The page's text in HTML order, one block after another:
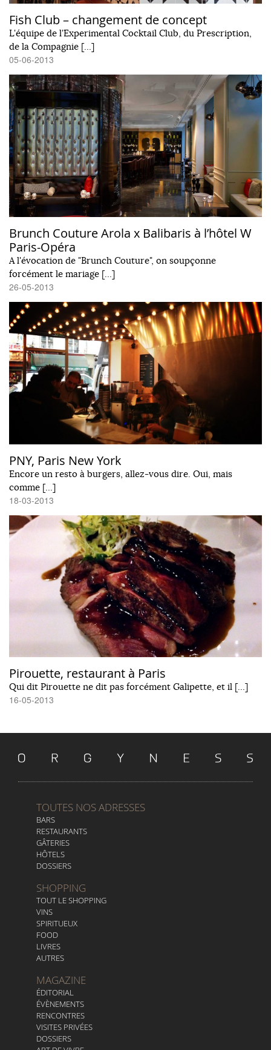
Fish Club – changement de concept
L'équipe de l'Experimental Cocktail Club, du Prescription,
de la Compagnie […]
05-06-2013
Brunch Couture Arola x Balibaris à l’hôtel W
Paris-Opéra
A l'évocation de "Brunch Couture", on soupçonne
forcément le mariage […]
26-05-2013
PNY, Paris New York
Encore un resto à burgers, allez-vous dire. Oui, mais
comme […]
18-03-2013
Pirouette, restaurant à Paris
Qui dit Pirouette ne dit pas forcément Galipette, et il […]
16-05-2013
TOUTES NOS ADRESSES
BARS
RESTAURANTS
GÂTERIES
HÔTELS
DOSSIERS
SHOPPING
TOUT LE SHOPPING
VINS
SPIRITUEUX
FOOD
LIVRES
AUTRES
MAGAZINE
ÉDITORIAL
ÉVÈNEMENTS
RENCONTRES
VISITES PRIVÉES
DOSSIERS